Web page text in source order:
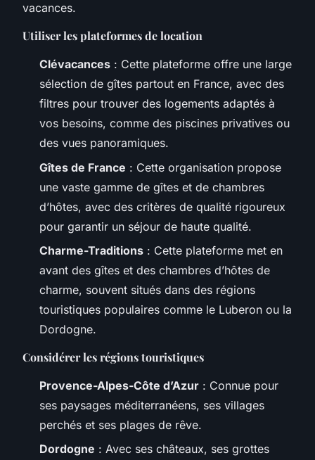
vacances.
Utiliser les plateformes de location
Clévacances : Cette plateforme offre une large
sélection de gîtes partout en France, avec des
filtres pour trouver des logements adaptés à
vos besoins, comme des piscines privatives ou
des vues panoramiques.
Gîtes de France : Cette organisation propose
une vaste gamme de gîtes et de chambres
d’hôtes, avec des critères de qualité rigoureux
pour garantir un séjour de haute qualité.
Charme-Traditions : Cette plateforme met en
avant des gîtes et des chambres d’hôtes de
charme, souvent situés dans des régions
touristiques populaires comme le Luberon ou la
Dordogne.
Considérer les régions touristiques
Provence-Alpes-Côte d’Azur : Connue pour
ses paysages méditerranéens, ses villages
perchés et ses plages de rêve.
Dordogne : Avec ses châteaux, ses grottes